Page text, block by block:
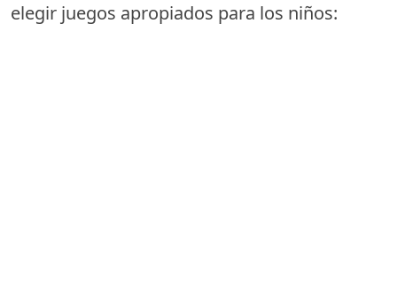
elegir juegos apropiados para los niños: